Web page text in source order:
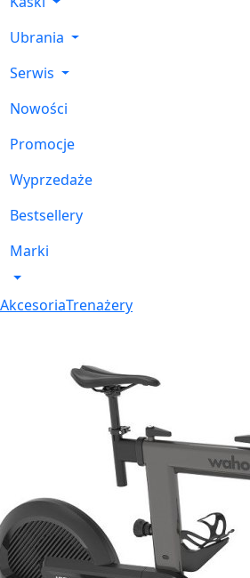
Ubrania
Serwis
Nowości
Promocje
Wyprzedaże
Bestsellery
Marki
AkcesoriaTrenażery